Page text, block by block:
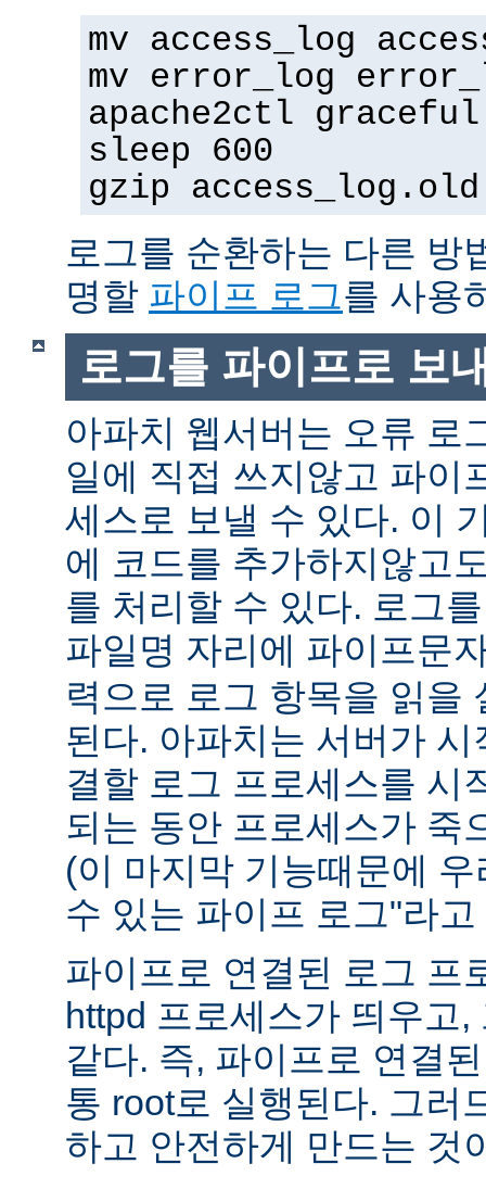
mv access_log
mv error_log
apache2ctl graceful
sleep 600
gzip
로그를 순환하는 다른 방
명할 파이프 로그를 사용
로그를 파이프로 보
아파치 웹서버는 오류 로
일에 직접 쓰지않고 파이
세스로 보낼 수 있다. 이
에 코드를 추가하지않고
를 처리할 수 있다. 로그
파일명 자리에 파이프문
력으로 로그 항목을 읽을
된다. 아파치는 서버가
결할 로그 프로세스를 시
되는 동안 프로세스가 죽
(이 마지막 기능때문에
수 있는 파이프 로그"라
파이프로 연결된 로그 프
httpd 프로세스가 띄우고
같다. 즉, 파이프로 연결
통 root로 실행된다. 그러
하고 안전하게 만드는 것